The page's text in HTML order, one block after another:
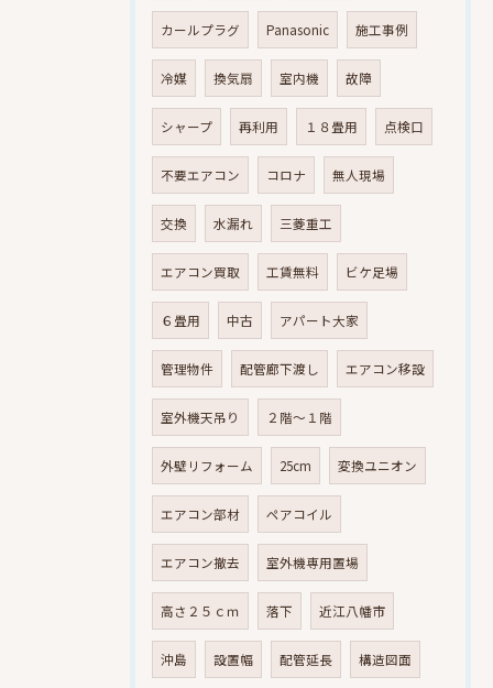
カールプラグ Panasonic 施工事例
冷媒 換気扇 室内機 故障
シャープ 再利用 １８畳用 点検口
不要エアコン コロナ 無人現場
交換 水漏れ 三菱重工
エアコン買取 工賃無料 ビケ足場
６畳用 中古 アパート大家
管理物件 配管廊下渡し エアコン移設
室外機天吊り ２階～１階
外壁リフォーム 25cm 変換ユニオン
エアコン部材 ペアコイル
エアコン撤去 室外機専用置場
高さ２５ｃｍ 落下 近江八幡市
沖島 設置幅 配管延長 構造図面